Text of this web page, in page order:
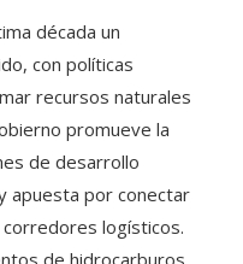
década un
con políticas
recursos naturales
promueve la
de desarrollo
apuesta por conectar
logísticos.